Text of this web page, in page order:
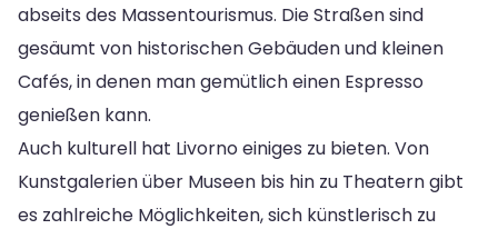
abseits des Massentourismus. Die Straßen sind
gesäumt von historischen Gebäuden und kleinen
Cafés, in denen man gemütlich einen Espresso
genießen kann.
Auch kulturell hat Livorno einiges zu bieten. Von
Kunstgalerien über Museen bis hin zu Theatern gibt
es zahlreiche Möglichkeiten, sich künstlerisch zu